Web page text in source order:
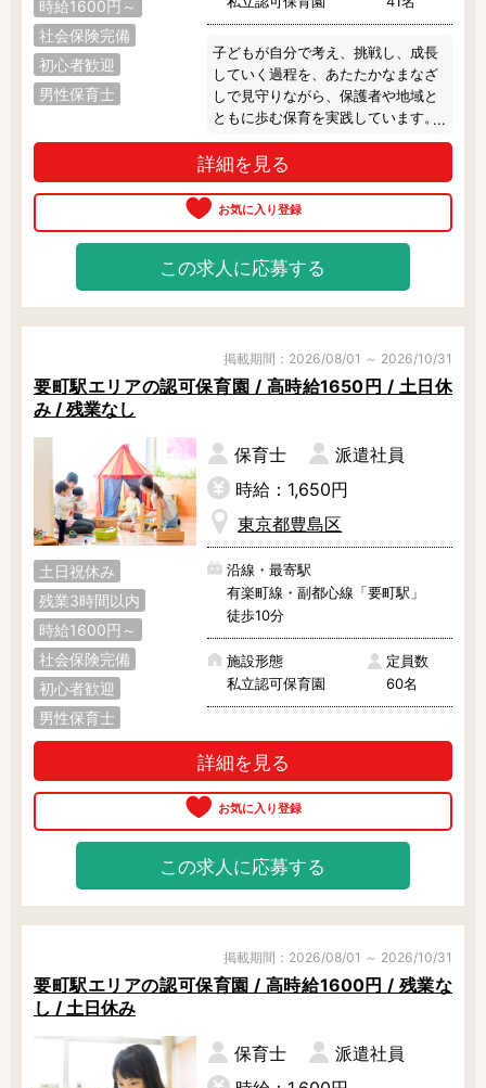
時給1600円～
社会保険完備
初心者歓迎
男性保育士
子どもが自分で考え、挑戦し、成長
していく過程を、あたたかなまなざ
しで見守りながら、保護者や地域と
ともに歩む保育を実践しています。
ここには、子どもも大人も心がほど
けるぬくもりがあります。
詳細を見る
この求人に応募する
掲載期間：2026/08/01 ～ 2026/10/31
要町駅エリアの認可保育園 / 高時給1650円 / 土日休
み / 残業なし
土日祝休み
残業3時間以内
時給1600円～
社会保険完備
初心者歓迎
男性保育士
保育士
派遣社員
時給：1,650円
東京都豊島区
沿線・最寄駅
有楽町線・副都心線「要町駅」
徒歩10分
施設形態
私立認可保育園
定員数
60名
詳細を見る
この求人に応募する
掲載期間：2026/08/01 ～ 2026/10/31
要町駅エリアの認可保育園 / 高時給1600円 / 残業な
し / 土日休み
保育士
派遣社員
小金井市
狛江市 立川市 多摩市
西東京市 八王子市
東久留米市
日野市 府中市
町田市 三鷹市
武蔵野市 武蔵村山市 西多摩郡